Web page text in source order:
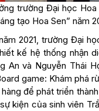
trường Đại học
tạo Hoa Sen” năm
2021, trường Đại
kế hệ thống nhận
An và Nguyễn Thái
game: Khám phá
để phát triển
kiện của sinh viên